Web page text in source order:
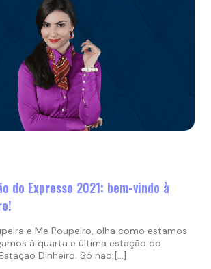
do Expresso 2021: bem-vindo à
e Me Poupeiro, olha como estamos
à quarta e última estação do
Dinheiro. Só não […]